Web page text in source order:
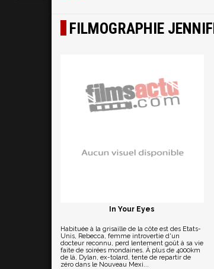
FILMOGRAPHIE
In Your Eyes
Habituée à la grisaille de la côte est des Etats-
Unis, Rebecca, femme introvertie d'un
docteur reconnu, perd lentement goût à sa vie
faite de soirées mondaines. À plus de 4000km
de là, Dylan, ex-tolard, tente de repartir de
zéro dans le Nouveau Mexi...